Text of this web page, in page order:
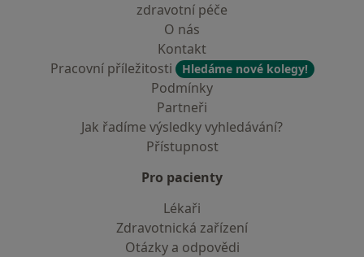
zdravotní péče
O nás
Kontakt
Pracovní příležitosti
Hledáme nové kolegy!
Podmínky
Partneři
Jak řadíme výsledky vyhledávání?
Přístupnost
Pro pacienty
Lékaři
Zdravotnická zařízení
Otázky a odpovědi